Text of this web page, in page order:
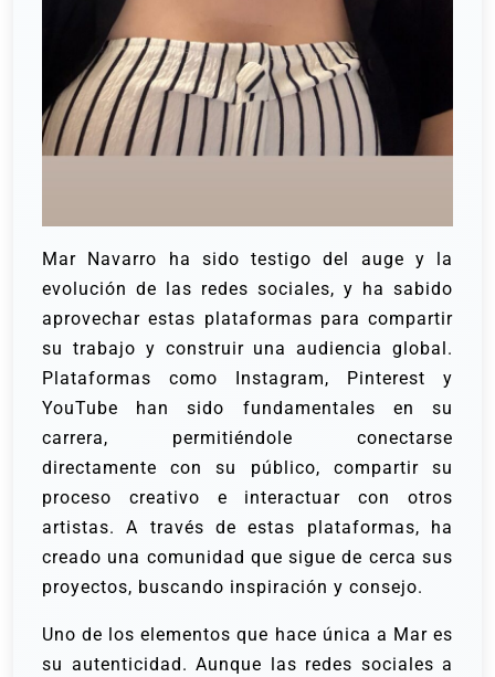
Mar Navarro ha sido testigo del auge y la
evolución de las redes sociales, y ha sabido
aprovechar estas plataformas para compartir
su trabajo y construir una audiencia global.
Plataformas como Instagram, Pinterest y
YouTube han sido fundamentales en su
carrera, permitiéndole conectarse
directamente con su público, compartir su
proceso creativo e interactuar con otros
artistas. A través de estas plataformas, ha
creado una comunidad que sigue de cerca sus
proyectos, buscando inspiración y consejo.
Uno de los elementos que hace única a Mar es
su autenticidad. Aunque las redes sociales a